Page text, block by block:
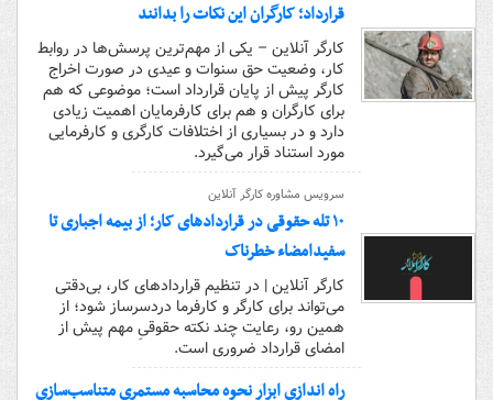
قرارداد؛ کارگران این نکات را بدانند
کارگر آنلاین – یکی از مهم‌ترین پرسش‌ها در روابط
کار، وضعیت حق سنوات و عیدی در صورت اخراج
کارگر پیش از پایان قرارداد است؛ موضوعی که هم
برای کارگران و هم برای کارفرمایان اهمیت زیادی
دارد و در بسیاری از اختلافات کارگری و کارفرمایی
مورد استناد قرار می‌گیرد.
سرویس مشاوره کارگر آنلاین
۱۰ تله حقوقی در قراردادهای کار؛ از بیمه اجباری تا
سفیدامضاء خطرناک
کارگر آنلاین | در تنظیم قراردادهای کار، بی‌دقتی
می‌تواند برای کارگر و کارفرما دردسرساز شود؛ از
همین رو، رعایت چند نکته حقوقیِ مهم پیش از
امضای قرارداد ضروری است.
راه اندازی ابزار نحوه محاسبه مستمری متناسب‌سازی